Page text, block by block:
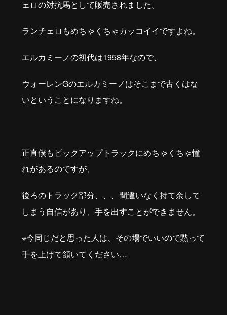
ェロの対抗馬として販売されました。
ランチェロもめちゃくちゃカッコイイですよね。
エルカミーノの初代は1958年なので、
ウォーレンGのエルカミーノはそこまで古くはな
いということになりますね。
正直僕もピックアップトラックにめちゃくちゃ憧
れがあるのですが、
後ろのトラック部分、、、間違いなく持て余して
しまう自信があり、手を出すことができません。
※今同じだと思った人は、その場でいいので黙って
手を上げて頷いてください…